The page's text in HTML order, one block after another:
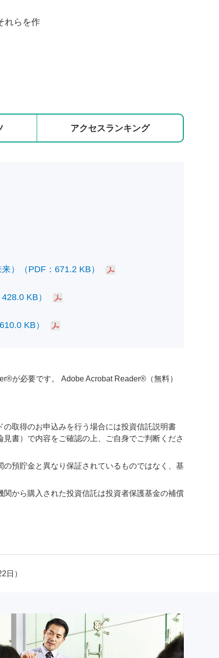
れらを作
アクセスランキング
）（PDF：671.2 KB）
KB）
KB）
が必要です。 Adobe Acrobat Reader®（無料）
取得のお申込みを行う場合には投資信託説明書
書）で内容をご確認の上、ご自身でご判断くださ
預貯金と異なり保証されているものではなく、基
から購入された投資信託は投資者保護基金の補償
日）